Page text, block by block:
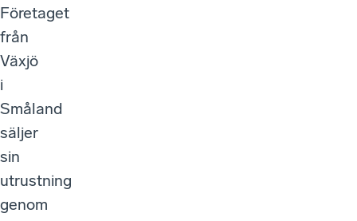
Företaget
från
Växjö
i
Småland
säljer
sin
utrustning
genom